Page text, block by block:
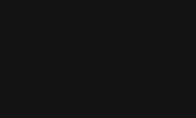
et Dom, en échange,
celui dont elle est
s'épanouir au grand jour.